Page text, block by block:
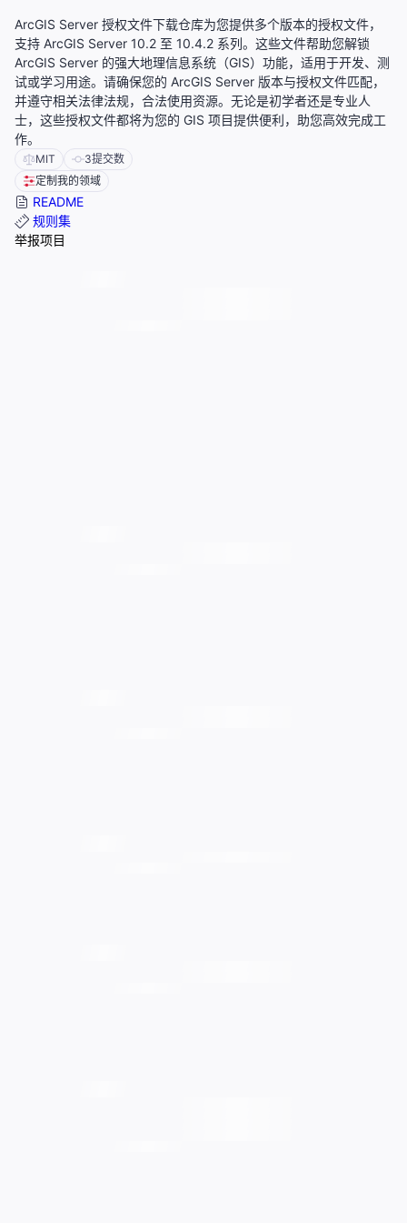
ArcGIS Server 授权文件下载仓库为您提供多个版本的授权文件，
支持 ArcGIS Server 10.2 至 10.4.2 系列。这些文件帮助您解锁
ArcGIS Server 的强大地理信息系统（GIS）功能，适用于开发、测
试或学习用途。请确保您的 ArcGIS Server 版本与授权文件匹配，
并遵守相关法律法规，合法使用资源。无论是初学者还是专业人
士，这些授权文件都将为您的 GIS 项目提供便利，助您高效完成工
作。
MIT 3提交数
定制我的领域
README
规则集
举报项目